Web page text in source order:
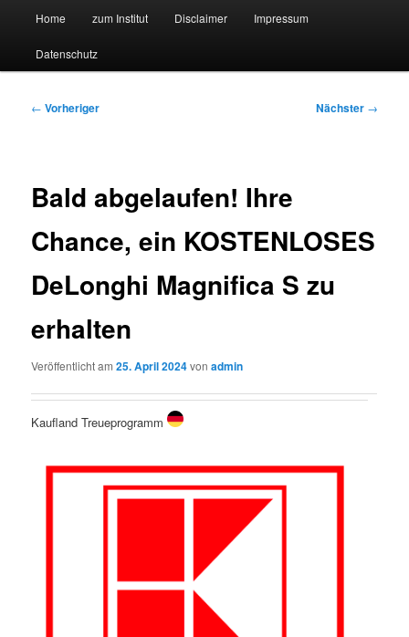
Suchmaschine Forschung und
Technologie
Zum
primären
Zum
sekundären
Home zum Institut Disclaimer Impressum
Datenschutz
Beitragsnavigation
← Vorheriger Nächster →
Bald abgelaufen! Ihre
Chance, ein KOSTENLOSES
DeLonghi Magnifica S zu
erhalten
Veröffentlicht am25. April 2024vonadmin
Kaufland Treueprogramm